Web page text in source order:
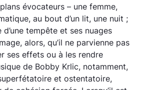
évocateurs – une femme,
au bout d’un lit, une nuit ;
d’une tempête et ses nuages
alors, qu’il ne parvienne pas
ses effets ou à les rendre
de Bobby Krlic, notamment,
et ostentatoire,